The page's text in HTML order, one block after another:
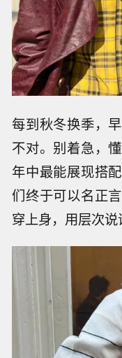
每到秋冬换季，
不对。别着急，
年中最能展现搭
们终于可以名正
穿上身，用层次说